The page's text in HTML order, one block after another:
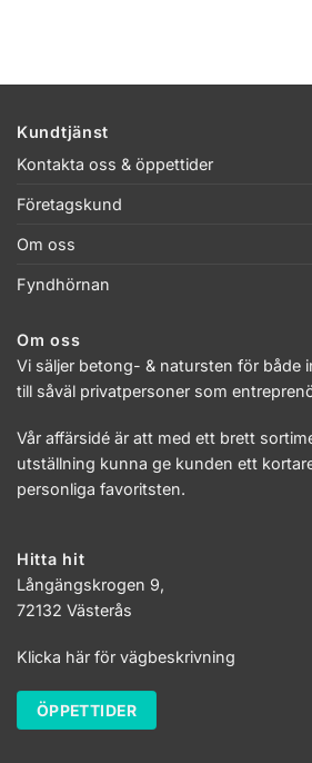
Kundtjänst
Kontakta oss & öppettider
Företagskund
Om oss
Fyndhörnan
Om oss
Vi säljer betong- & natursten för både
till såväl privatpersoner som
Vår affärsidé är att med ett brett
utställning kunna ge kunden ett
personliga favoritsten.
Hitta hit
Långängskrogen 9,
72132 Västerås
Klicka här för vägbeskrivning
ÖPPETTIDER